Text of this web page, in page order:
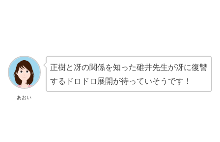
あおい
正樹と冴の関係を知った碓井先生が冴に復讐
するドロドロ展開が待っていそうです！